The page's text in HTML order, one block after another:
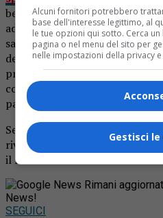
bene, ricordiamo che quanto
ad un contributo della
sacerdote – Credo che quando
degli operatori e i primi
propensa a offrirci un
comunque siamo
parte dei serravallesi che
Se qualcuno volesse offrire
rivolgersi direttamente alla
il numero telefonico
Rimani
News!
SEGUICI
Alcuni fornitori potrebbero
base dell'interesse legittimo, al
le tue opzioni qui sotto. Cerca
pagina o nel menu del sito per
nelle impostazioni della privacy
Gestisci